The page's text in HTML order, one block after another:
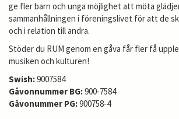
ge fler barn och unga möjlighet att möta
sammanhållningen i föreningslivet för att de
och i relation till andra.
Stöder du RUM genom en gåva får fler få
musiken och kulturen!
Swish:9007584
Gåvonnummer BG:900-7584
Gåvonummer PG:900758-4